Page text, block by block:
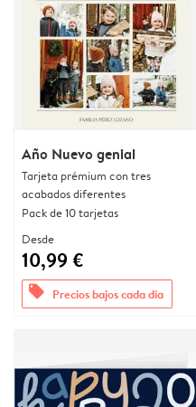
Año Nuevo genial
Tarjeta prémium con tres
acabados diferentes
Pack de 10 tarjetas
Desde
10,99 €
offers Precios bajos cada día